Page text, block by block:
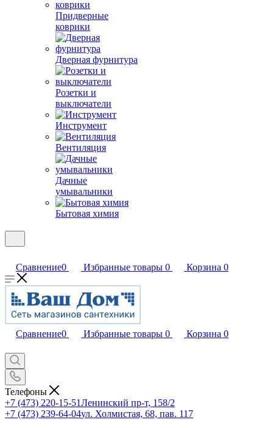
Придверные
коврики
Дверная фурнитура
Розетки и
выключатели
Инструмент
Вентиляция
Дачные
умывальники
Бытовая химия
Сравнение0 Избранные товары 0 Корзина 0
Сравнение0 Избранные товары 0 Корзина 0
Телефоны
+7 (473) 220-15-51Ленинский пр-т, 158/2
+7 (473) 239-64-04ул. Холмистая, 68, пав. 117